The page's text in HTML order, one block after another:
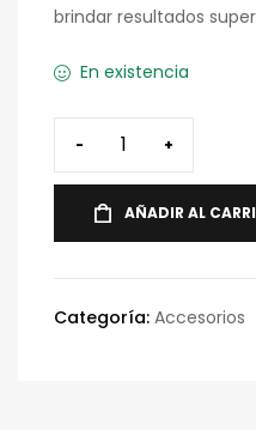
brindar resultados
En existencia
- +
AÑADIR AL
Categoría: Accesorios